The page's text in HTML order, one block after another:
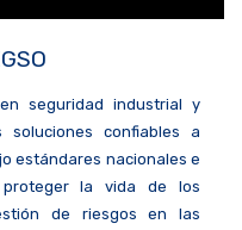
seguridad industrial y
soluciones confiables a
estándares nacionales e
proteger la vida de los
de riesgos en las